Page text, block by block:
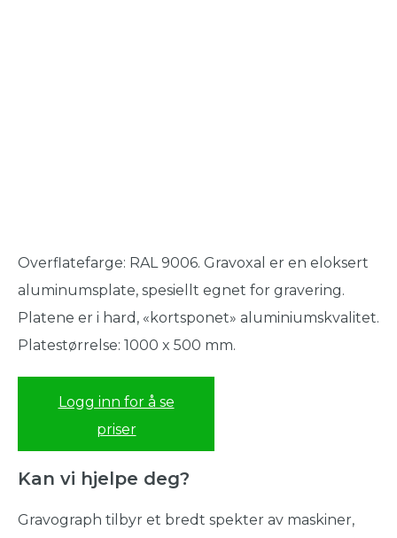
Overflatefarge: RAL 9006. Gravoxal er en eloksert
aluminumsplate, spesiellt egnet for gravering.
Platene er i hard, «kortsponet» aluminiumskvalitet.
Platestørrelse: 1000 x 500 mm.
Logg inn for å se
priser
Kan vi hjelpe deg?
Gravograph tilbyr et bredt spekter av maskiner,